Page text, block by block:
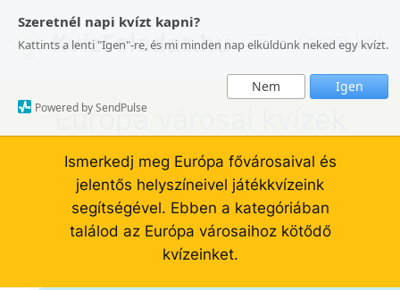
Szeretnél napi kvízt kapni?
Kattints a lenti "Igen"-re, és mi minden nap elküldünk neked egy kvízt.
Nem Igen
Powered by SendPulse
Összes kvíz
Európa városai kvízek
Ismerkedj meg Európa fővárosaival és
jelentős helyszíneivel játékkvízeink
segítségével. Ebben a kategóriában
találod az Európa városaihoz kötődő
kvízeinket.